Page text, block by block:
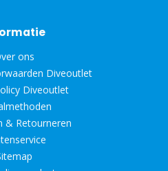
ons
Diveoutlet
Diveoutlet
& Retourneren